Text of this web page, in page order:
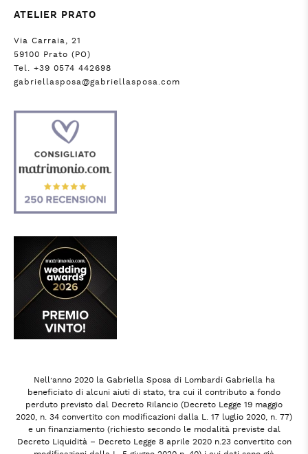
ATELIER PRATO
Via Carraia, 21
59100 Prato (PO)
Tel. +39 0574 442698
gabriellasposa@gabriellasposa.com
Nell’anno 2020 la Gabriella Sposa di Lombardi Gabriella ha
beneficiato di alcuni aiuti di stato, tra cui il contributo a fondo
perduto previsto dal Decreto Rilancio (Decreto Legge 19 maggio
2020, n. 34 convertito con modificazioni dalla L. 17 luglio 2020, n. 77)
e un finanziamento (richiesto secondo le modalità previste dal
Decreto Liquidità – Decreto Legge 8 aprile 2020 n.23 convertito con